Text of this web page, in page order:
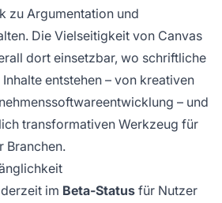
zu Argumentation und
Die Vielseitigkeit von Canvas
dort einsetzbar, wo schriftliche
entstehen – von kreativen
– und
transformativen Werkzeug für
Branchen.
im Beta-Status für Nutzer